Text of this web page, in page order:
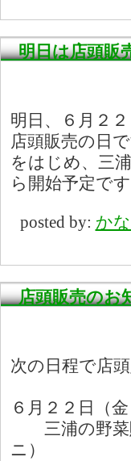
明日は店頭販
明日、６月２
店頭販売の日
をはじめ、三
ら開始予定で
posted by: か
店頭販売のお
次の日程で店
６月２２日（
三浦の野菜
ニ）